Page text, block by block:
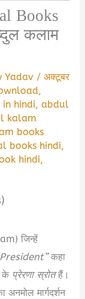
Books
कलाम
Yadav /अक्टूबर
,
hindi,abdul
kalam
books
books hindi,
hindi,
जिन्हें
कहा
के प्रेरणा स्रोतहैं।
मार्गदर्शन